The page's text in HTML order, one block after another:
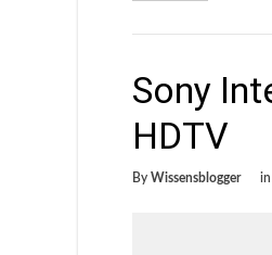
Sony
HDTV
By Wissensblogger in